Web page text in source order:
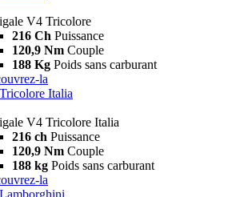
V4 Tricolore
216 Ch Puissance
120,9 Nm Couple
188 Kg Poids sans carburant
la
Italia
V4 Tricolore Italia
216 ch Puissance
120,9 Nm Couple
188 kg Poids sans carburant
la